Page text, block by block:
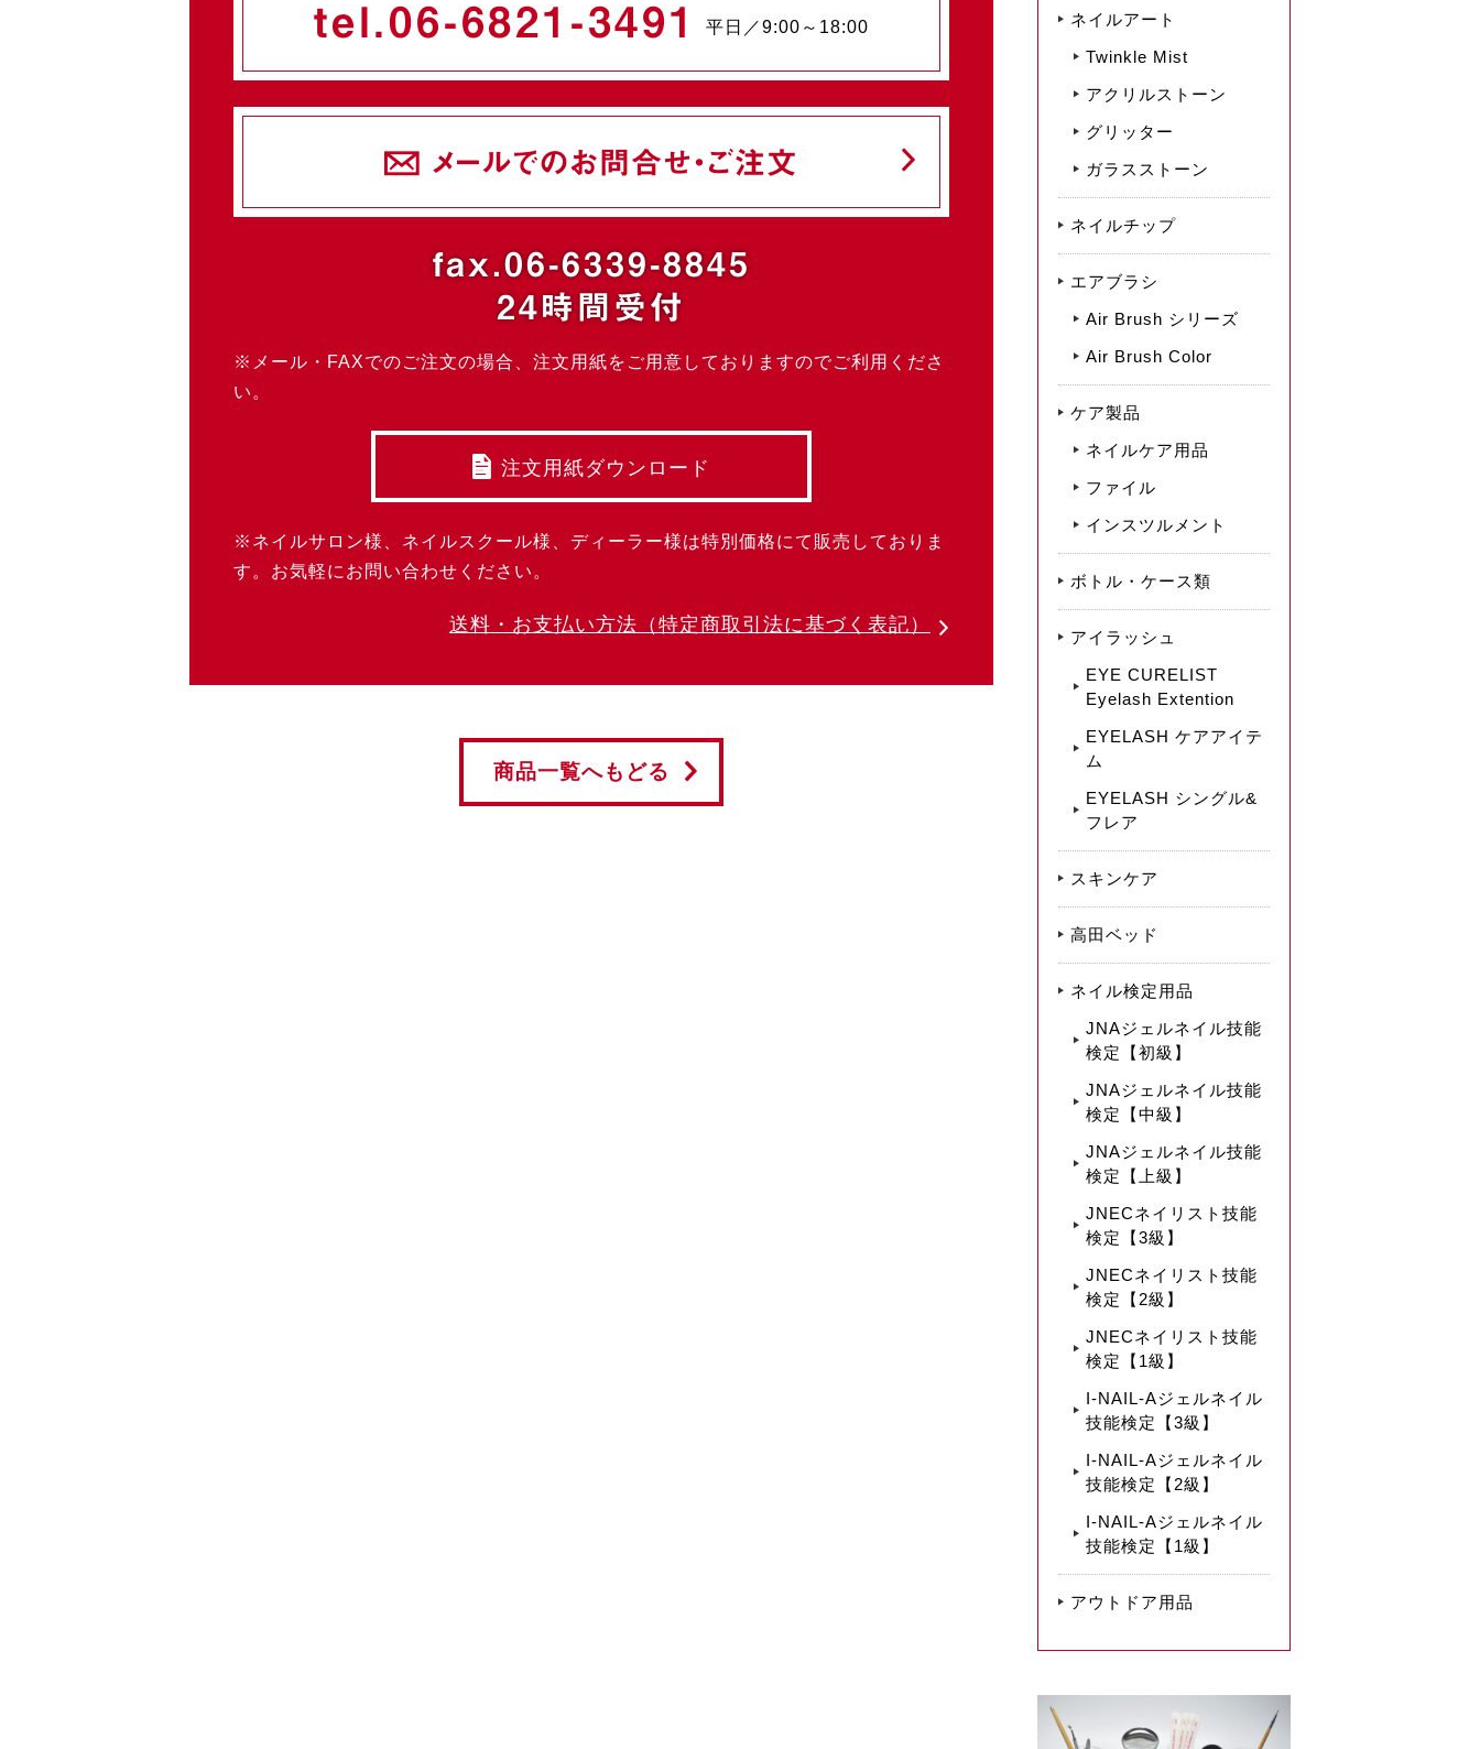
tel.06-6821-3491 平日／9:00～18:00
メールでのお問合せ・ご注文
fax.06-6339-8845
24時間受付
※メール・FAXでのご注文の場合、注文用紙をご用意しておりますのでご利用くださ
い。
注文用紙ダウンロード
※ネイルサロン様、ネイルスクール様、ディーラー様は特別価格にて販売しておりま
す。お気軽にお問い合わせください。
送料・お支払い方法 （特定商取引法に基づく表記）
商品一覧へもどる
ネイルアート
Twinkle Mist
アクリルストーン
グリッター
ガラスストーン
ネイルチップ
エアブラシ
Air Brush シリーズ
Air Brush Color
ケア製品
ネイルケア用品
ファイル
インスツルメント
ボトル・ケース類
アイラッシュ
EYE CURELIST
Eyelash Extention
EYELASH ケアアイテ
ム
EYELASH シングル&
フレア
スキンケア
高田ベッド
ネイル検定用品
JNAジェルネイル技能
検定【初級】
JNAジェルネイル技能
検定【中級】
JNAジェルネイル技能
検定【上級】
JNECネイリスト技能
検定【3級】
JNECネイリスト技能
検定【2級】
JNECネイリスト技能
検定【1級】
I-NAIL-Aジェルネイル
技能検定【3級】
I-NAIL-Aジェルネイル
技能検定【2級】
I-NAIL-Aジェルネイル
技能検定【1級】
アウトドア用品